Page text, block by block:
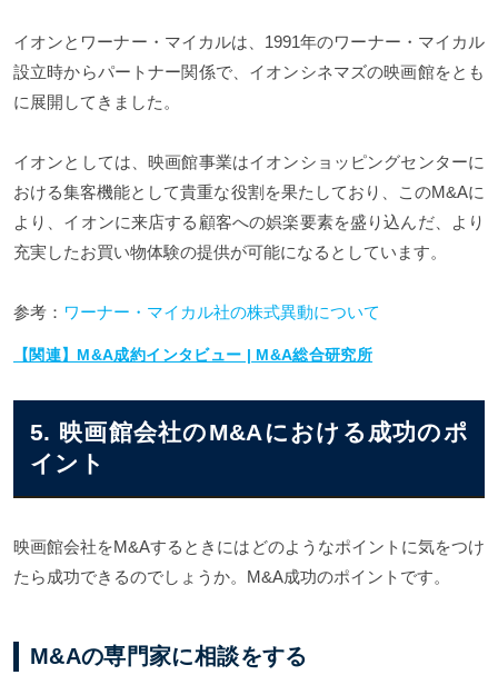
イオンとワーナー・マイカルは、1991年のワーナー・マイカル
設立時からパートナー関係で、イオンシネマズの映画館をとも
に展開してきました。
イオンとしては、映画館事業はイオンショッピングセンターに
おける集客機能として貴重な役割を果たしており、このM&Aに
より、イオンに来店する顧客への娯楽要素を盛り込んだ、より
充実したお買い物体験の提供が可能になるとしています。
参考： ワーナー・マイカル社の株式異動について
【関連】M&A成約インタビュー | M&A総合研究所
5. 映画館会社のM&Aにおける成功のポ
イント
映画館会社をM&Aするときにはどのようなポイントに気をつけ
たら成功できるのでしょうか。M&A成功のポイントです。
M&Aの専門家に相談をする